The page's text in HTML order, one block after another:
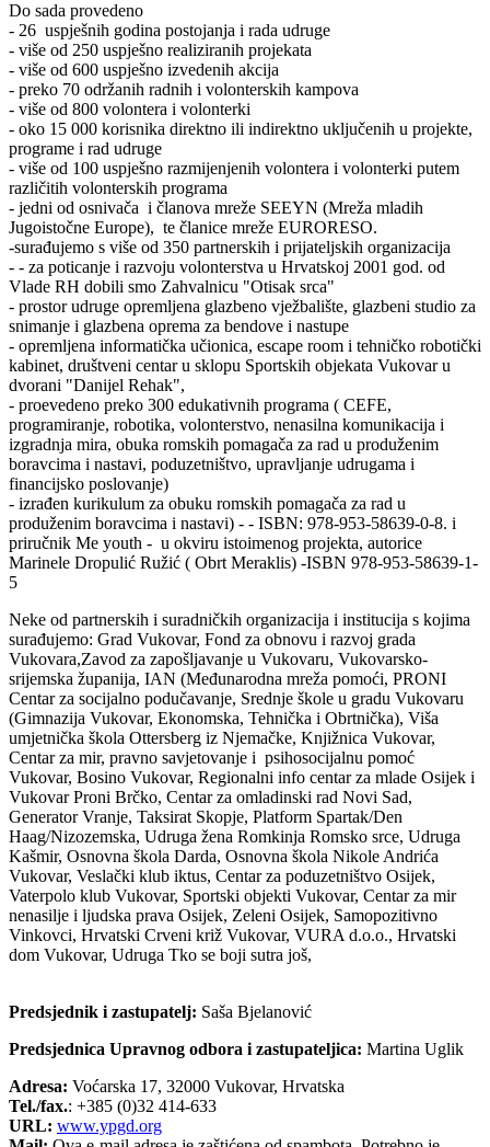
Do sada provedeno
- 26 uspješnih godina postojanja i rada udruge
- više od 250 uspješno realiziranih projekata
- više od 600 uspješno izvedenih akcija
- preko 70 održanih radnih i volonterskih kampova
- više od 800 volontera i volonterki
- oko 15 000 korisnika direktno ili indirektno uključenih u projekte,
programe i rad udruge
- više od 100 uspješno razmijenjenih volontera i volonterki putem
različitih volonterskih programa
- jedni od osnivača i članova mreže SEEYN (Mreža mladih
Jugoistočne Europe), te članice mreže EURORESO.
-surađujemo s više od 350 partnerskih i prijateljskih organizacija
- - za poticanje i razvoju volonterstva u Hrvatskoj 2001 god. od
Vlade RH dobili smo Zahvalnicu "Otisak srca"
- prostor udruge opremljena glazbeno vježbalište, glazbeni studio za
snimanje i glazbena oprema za bendove i nastupe
- opremljena informatička učionica, escape room i tehničko robotički
kabinet, društveni centar u sklopu Sportskih objekata Vukovar u
dvorani "Danijel Rehak",
- proevedeno preko 300 edukativnih programa ( CEFE,
programiranje, robotika, volonterstvo, nenasilna komunikacija i
izgradnja mira, obuka romskih pomagača za rad u produženim
boravcima i nastavi, poduzetništvo, upravljanje udrugama i
financijsko poslovanje)
- izrađen kurikulum za obuku romskih pomagača za rad u
produženim boravcima i nastavi) - - ISBN: 978-953-58639-0-8. i
priručnik Me youth - u okviru istoimenog projekta, autorice
Marinele Dropulić Ružić ( Obrt Meraklis) -ISBN 978-953-58639-1-
5
Neke od partnerskih i suradničkih organizacija i institucija s kojima
surađujemo: Grad Vukovar, Fond za obnovu i razvoj grada
Vukovara,Zavod za zapošljavanje u Vukovaru, Vukovarsko-
srijemska županija, IAN (Međunarodna mreža pomoći, PRONI
Centar za socijalno podučavanje, Srednje škole u gradu Vukovaru
(Gimnazija Vukovar, Ekonomska, Tehnička i Obrtnička), Viša
umjetnička škola Ottersberg iz Njemačke, Knjižnica Vukovar,
Centar za mir, pravno savjetovanje i psihosocijalnu pomoć
Vukovar, Bosino Vukovar, Regionalni info centar za mlade Osijek i
Vukovar Proni Brčko, Centar za omladinski rad Novi Sad,
Generator Vranje, Taksirat Skopje, Platform Spartak/Den
Haag/Nizozemska, Udruga žena Romkinja Romsko srce, Udruga
Kašmir, Osnovna škola Darda, Osnovna škola Nikole Andrića
Vukovar, Veslački klub iktus, Centar za poduzetništvo Osijek,
Vaterpolo klub Vukovar, Sportski objekti Vukovar, Centar za mir
nenasilje i ljudska prava Osijek, Zeleni Osijek, Samopozitivno
Vinkovci, Hrvatski Crveni križ Vukovar, VURA d.o.o., Hrvatski
dom Vukovar, Udruga Tko se boji sutra još,
Predsjednik i zastupatelj: Saša Bjelanović
Predsjednica Upravnog odbora i zastupateljica: Martina Uglik
Adresa: Voćarska 17, 32000 Vukovar, Hrvatska
Tel./fax.: +385 (0)32 414-633
URL: www.ypgd.org